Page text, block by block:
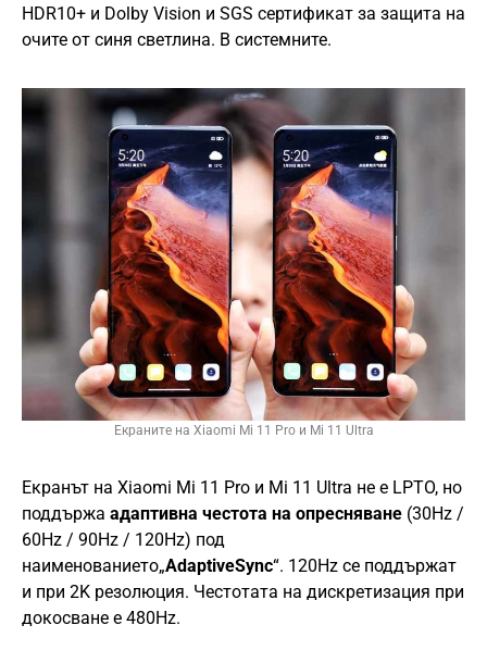
HDR10+ и Dolby Vision и SGS сертификат за защита на
очите от синя светлина. В системните.
Екраните на Xiaomi Mi 11 Pro и Mi 11 Ultra
Екранът на Xiaomi Mi 11 Pro и Mi 11 Ultra не е LPTO, но
поддържа адаптивна честота на опресняване (30Hz /
60Hz / 90Hz / 120Hz) под
наименованието„AdaptiveSync“. 120Hz се поддържат
и при 2K резолюция. Честотата на дискретизация при
докосване е 480Hz.